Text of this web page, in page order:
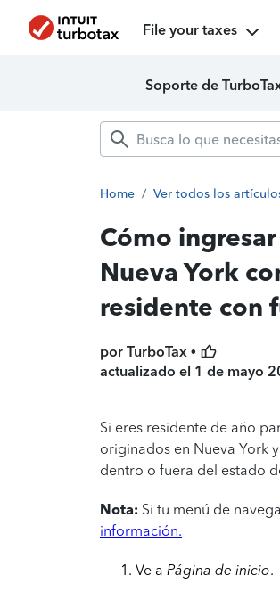
File your taxes
Soporte de
Home / Ver todos los
Cómo
Nueva York
residente con
por TurboTax •
actualizado el 1 de mayo
Si eres residente de año
originados en Nueva York
dentro o fuera del estado
Nota: Si tu menú de
información.
Ve a Página de inicio.